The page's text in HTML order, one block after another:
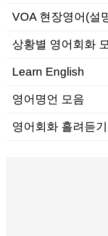
VOA 현장영어(설
상황별 영어회화
Learn English
영어명언 모음
영어회화 흘려듣기